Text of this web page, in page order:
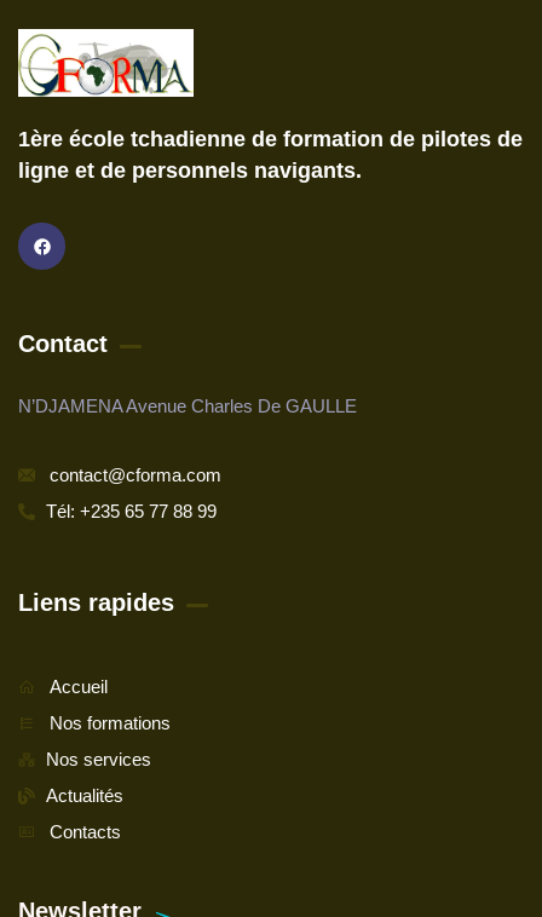
1ère école tchadienne de formation de pilotes de
ligne et de personnels navigants.
Contact
N’DJAMENA Avenue Charles De GAULLE
contact@cforma.com
Tél: +235 65 77 88 99
Liens rapides
Accueil
Nos formations
Nos services
Actualités
Contacts
Newsletter